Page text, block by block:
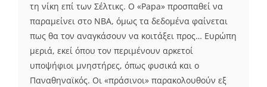
τη νίκη επί των Σέλτικς. Ο «Papa» προσπαθεί να
παραμείνει στο ΝΒΑ, όμως τα δεδομένα φαίνεται
πως θα τον αναγκάσουν να κοιτάξει προς… Ευρώπη
μεριά, εκεί όπου τον περιμένουν αρκετοί
υποψήφιοι μνηστήρες, όπως φυσικά και ο
Παναθηναϊκός. Οι «πράσινοι» παρακολουθούν εξ